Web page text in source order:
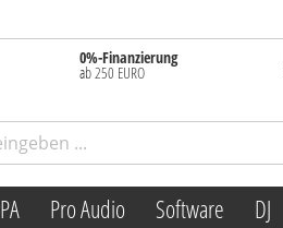
0%-Finanzierung
ab 250 EURO
PA Pro Audio Software DJ